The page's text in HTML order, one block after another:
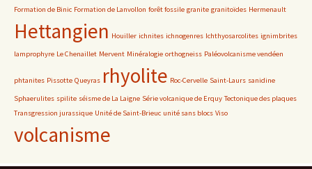
Formation de Binic Formation de Lanvollon forêt fossile granite granitoïdes Hermenault
Hettangien Houiller ichnites ichnogenres Ichthyosarcolites ignimbrites
lamprophyre Le Chenaillet Mervent Minéralogie orthogneiss Paléovolcanisme vendéen
phtanites Pissotte Queyras rhyolite Roc-Cervelle Saint-Laurs sanidine
Sphaerulites spilite séisme de La Laigne Série volcanique de Erquy Tectonique des plaques
Transgression jurassique Unité de Saint-Brieuc unité sans blocs Viso
volcanisme